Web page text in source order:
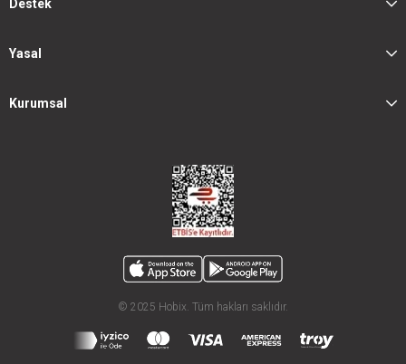
Destek
Yasal
Kurumsal
© 2025 Hobix. Tüm hakları saklıdır.